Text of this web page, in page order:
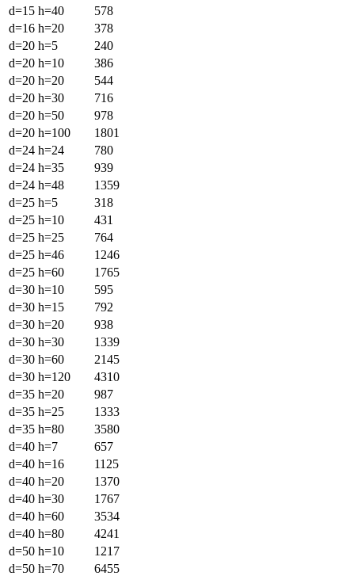
d=15 h=40
578
d=16 h=20
378
d=20 h=5
240
d=20 h=10
386
d=20 h=20
544
d=20 h=30
716
d=20 h=50
978
d=20 h=100
1801
d=24 h=24
780
d=24 h=35
939
d=24 h=48
1359
d=25 h=5
318
d=25 h=10
431
d=25 h=25
764
d=25 h=46
1246
d=25 h=60
1765
d=30 h=10
595
d=30 h=15
792
d=30 h=20
938
d=30 h=30
1339
d=30 h=60
2145
d=30 h=120
4310
d=35 h=20
987
d=35 h=25
1333
d=35 h=80
3580
d=40 h=7
657
d=40 h=16
1125
d=40 h=20
1370
d=40 h=30
1767
d=40 h=60
3534
d=40 h=80
4241
d=50 h=10
1217
d=50 h=70
6455